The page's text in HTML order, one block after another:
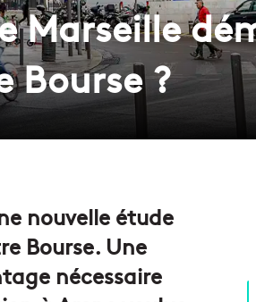
Marseille
Bourse ?
nouvelle étude
Bourse. Une
nécessaire